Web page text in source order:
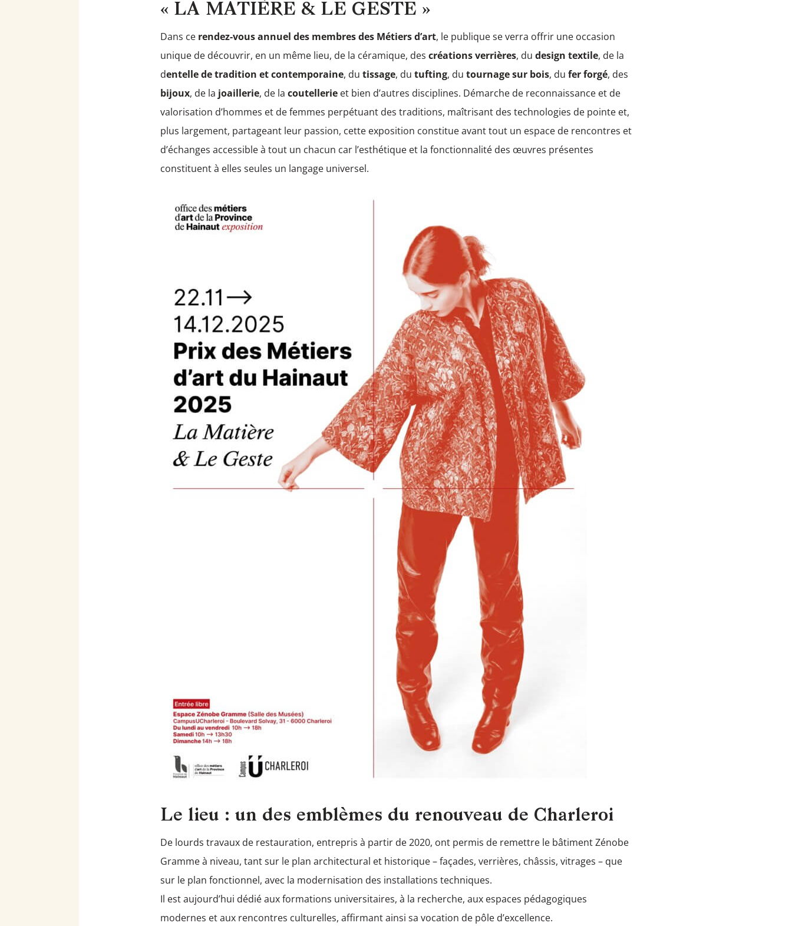
« LA MATIÈRE & LE GESTE »
Dans ce rendez-vous annuel des membres des Métiers d’art, le publique se verra offrir une occasion
unique de découvrir, en un même lieu, de la céramique, des créations verrières, du design textile, de la
dentelle de tradition et contemporaine, du tissage, du tufting, du tournage sur bois, du fer forgé, des
bijoux, de la joaillerie, de la coutellerie et bien d’autres disciplines. Démarche de reconnaissance et de
valorisation d’hommes et de femmes perpétuant des traditions, maîtrisant des technologies de pointe et,
plus largement, partageant leur passion, cette exposition constitue avant tout un espace de rencontres et
d’échanges accessible à tout un chacun car l’esthétique et la fonctionnalité des œuvres présentes
constituent à elles seules un langage universel.
Le lieu : un des emblèmes du renouveau de Charleroi
De lourds travaux de restauration, entrepris à partir de 2020, ont permis de remettre le bâtiment Zénobe
Gramme à niveau, tant sur le plan architectural et historique – façades, verrières, châssis, vitrages – que
sur le plan fonctionnel, avec la modernisation des installations techniques.
Il est aujourd’hui dédié aux formations universitaires, à la recherche, aux espaces pédagogiques
modernes et aux rencontres culturelles, affirmant ainsi sa vocation de pôle d’excellence.